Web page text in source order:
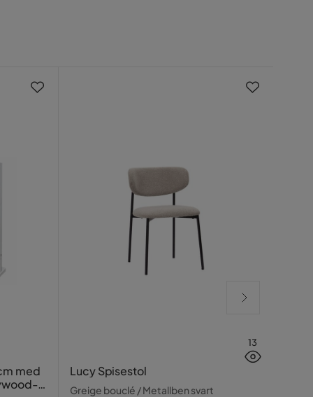
med
13
Lucy Spisestol
Greige bouclé / Metallben svart